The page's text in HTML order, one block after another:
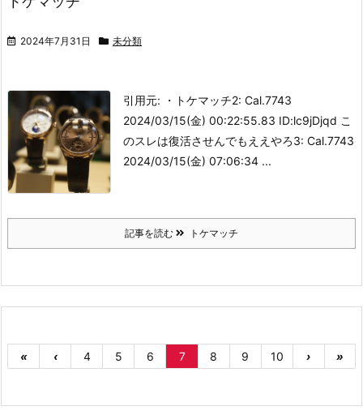
2024年7月31日 未分類
引用元: ・トケマッチ2: Cal.7743
2024/03/15(金) 00:22:55.83 ID:lc9jDjqd こ
のスレは復活させんでもええやろ3: Cal.7743
2024/03/15(金) 07:06:34 ...
記事を読む トケマッチ
« ‹ 4 5 6 7 8 9 10 › »